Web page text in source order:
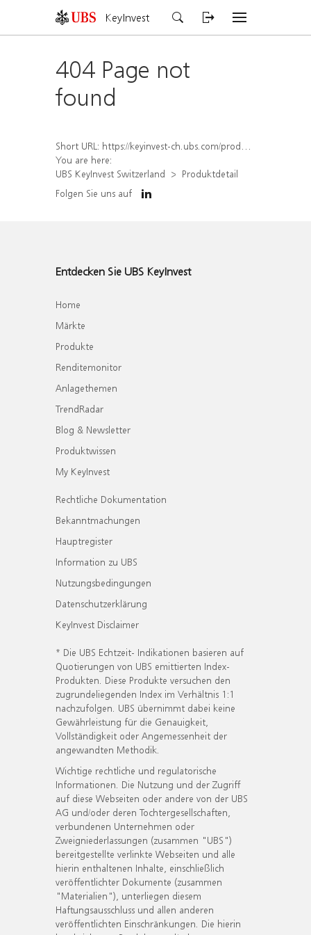
KeyInvest
404 Page not
found
Short URL: https://keyinvest-ch.ubs.com/produkt/detail/index/isin/CH1575345546
You are here:
UBS KeyInvest Switzerland
Produktdetail
Folgen Sie uns auf
Entdecken Sie UBS KeyInvest
Home
Märkte
Produkte
Renditemonitor
Anlagethemen
TrendRadar
Blog & Newsletter
Produktwissen
My KeyInvest
Rechtliche Dokumentation
Bekanntmachungen
Hauptregister
Information zu UBS
Nutzungsbedingungen
Datenschutzerklärung
KeyInvest Disclaimer
* Die UBS Echtzeit- Indikationen basieren auf
Quotierungen von UBS emittierten Index-
Produkten. Diese Produkte versuchen den
zugrundeliegenden Index im Verhältnis 1:1
nachzufolgen. UBS übernimmt dabei keine
Gewährleistung für die Genauigkeit,
Vollständigkeit oder Angemessenheit der
angewandten Methodik.
Wichtige rechtliche und regulatorische
Informationen. Die Nutzung und der Zugriff
auf diese Webseiten oder andere von der UBS
AG und/oder deren Tochtergesellschaften,
verbundenen Unternehmen oder
Zweigniederlassungen (zusammen "UBS")
bereitgestellte verlinkte Webseiten und alle
hierin enthaltenen Inhalte, einschließlich
veröffentlichter Dokumente (zusammen
"Materialien"), unterliegen diesem
Haftungsausschluss und allen anderen
veröffentlichten Einschränkungen. Die hierin